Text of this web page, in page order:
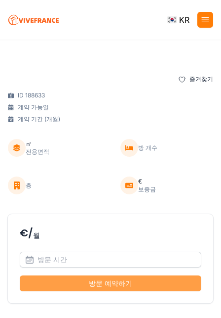
KR
즐겨찾기
ID 188633
계약 가능일
계약 기간 (개월)
㎡
전용면적
방 개수
층
€
보증금
€/월
방문 예약하기